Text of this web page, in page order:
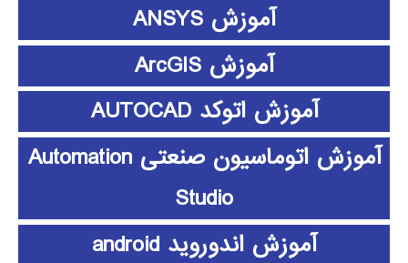
آموزش ANSYS
آموزش ArcGIS
آموزش اتوکد AUTOCAD
آموزش اتوماسیون صنعتی Automation
Studio
آموزش اندوروید android